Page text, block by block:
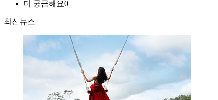
더 궁금해요0
최신뉴스